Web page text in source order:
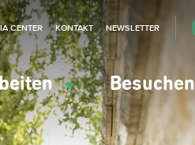
Besuchen
CENTER KONTAKT NEWSLETTER